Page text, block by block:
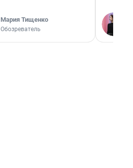
Мария Тищенко
Обозреватель